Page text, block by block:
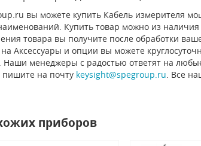
вы можете купить Кабель измерителя
Купить товар можно из наличия
товара вы получите после обработки
Аксессуары и опции вы можете
Наши менеджеры с радостью ответят на
на почту keysight@spegroup.ru . Все
приборов